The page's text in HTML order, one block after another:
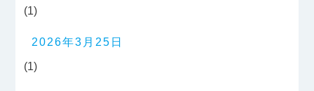
(1)
2026年3月25日
(1)